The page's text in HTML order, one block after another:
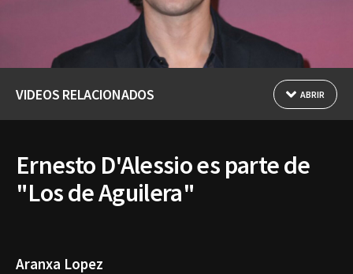
VIDEOS RELACIONADOS ABRIR
Ernesto D'Alessio es parte de
"Los de Aguilera"
Aranxa Lopez